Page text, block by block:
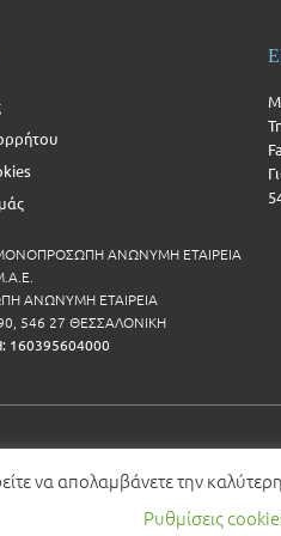
ΜΟΝΟΠΡΟΣΩΠΗ ΑΝΩΝΥΜΗ ΕΤΑΙΡΕΙΑ
ΑΝΩΝΥΜΗ ΕΤΑΙΡΕΙΑ
546 27 ΘΕΣΣΑΛΟΝΙΚΗ
160395604000
να απολαμβάνετε την
Ρυθμίσεις